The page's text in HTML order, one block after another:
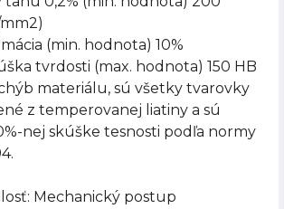
(min. hodnota) 10%
tvrdosti (max. hodnota) 150 HB
materiálu, sú všetky tvarovky
z temperovanej liatiny a sú
nej skúške tesnosti podľa normy
Mechanický postup